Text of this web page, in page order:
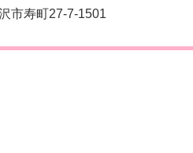
市寿町27-7-1501